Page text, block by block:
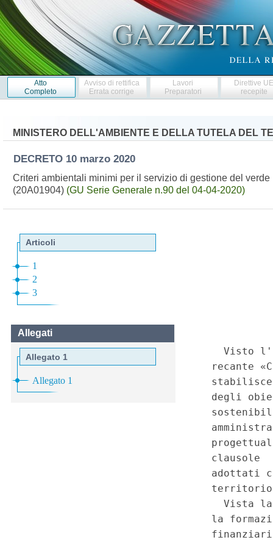
Atto
Completo
Avviso di rettifica
Errata corrige
Lavori
Preparatori
Direttive
recepite
MINISTERO DELL'AMBIENTE E DELLA TUTELA DEL
DECRETO 10 marzo 2020
Criteri ambientali minimi per il servizio di gestione del
(20A01904) (GU Serie Generale n.90 del 04-04-2020)